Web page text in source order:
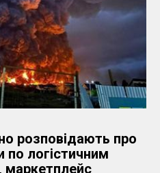
розповідають про
по логістичним
маркетплейс